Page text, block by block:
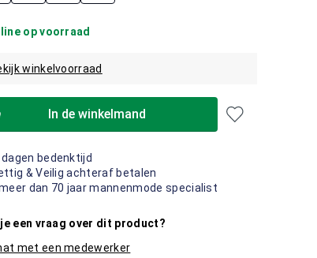
op voorraad
winkelvoorraad
In de winkelmand
bedenktijd
& Veilig achteraf betalen
dan 70 jaar mannenmode specialist
je een vraag over dit product?
met een medewerker